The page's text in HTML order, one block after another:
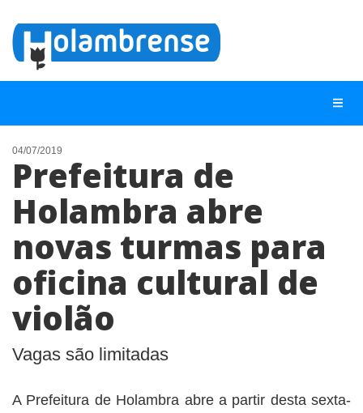
NOTÍCIAS
LISTA DIGITAL
ANUNCIE
04/07/2019
Prefeitura de
Holambra abre
novas turmas para
oficina cultural de
violão
Vagas são limitadas
A Prefeitura de Holambra abre a partir desta sexta-